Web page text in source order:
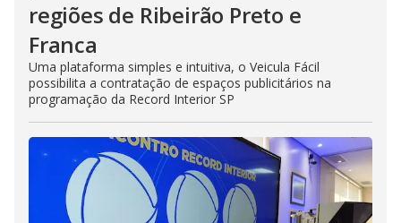
regiões de Ribeirão Preto e
Franca
Uma plataforma simples e intuitiva, o Veicula Fácil
possibilita a contratação de espaços publicitários na
programação da Record Interior SP